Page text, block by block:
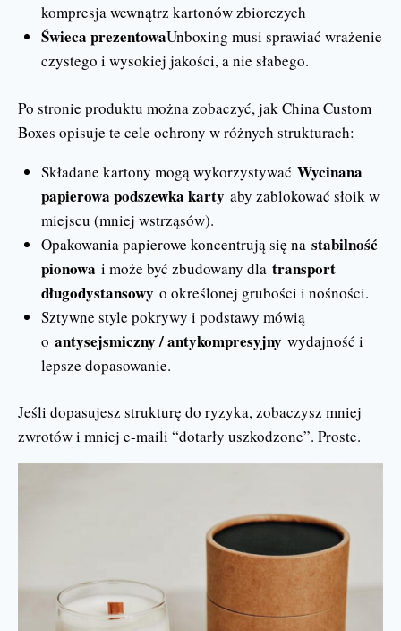
kompresja wewnątrz kartonów zbiorczych
Świeca prezentowaUnboxing musi sprawiać wrażenie
czystego i wysokiej jakości, a nie słabego.
Po stronie produktu można zobaczyć, jak China Custom
Boxes opisuje te cele ochrony w różnych strukturach:
Składane kartony mogą wykorzystywać Wycinana
papierowa podszewka karty aby zablokować słoik w
miejscu (mniej wstrząsów).
Opakowania papierowe koncentrują się na stabilność
pionowa i może być zbudowany dla transport
długodystansowy o określonej grubości i nośności.
Sztywne style pokrywy i podstawy mówią
o antysejsmiczny / antykompresyjny wydajność i
lepsze dopasowanie.
Jeśli dopasujesz strukturę do ryzyka, zobaczysz mniej
zwrotów i mniej e-maili “dotarły uszkodzone”. Proste.